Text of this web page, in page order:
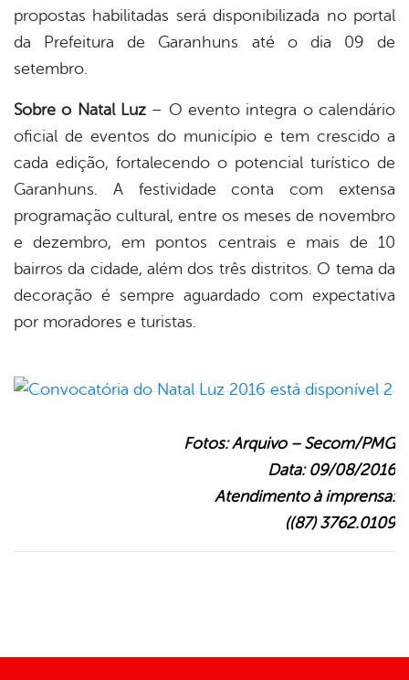
propostas habilitadas será disponibilizada no portal
da Prefeitura de Garanhuns até o dia 09 de
setembro.
Sobre o Natal Luz – O evento integra o calendário
oficial de eventos do município e tem crescido a
cada edição, fortalecendo o potencial turístico de
Garanhuns. A festividade conta com extensa
programação cultural, entre os meses de novembro
e dezembro, em pontos centrais e mais de 10
bairros da cidade, além dos três distritos. O tema da
decoração é sempre aguardado com expectativa
por moradores e turistas.
Fotos:Arquivo– Secom/PMG
Data: 09/08/2016
Atendimento à imprensa:
((87) 3762.0109